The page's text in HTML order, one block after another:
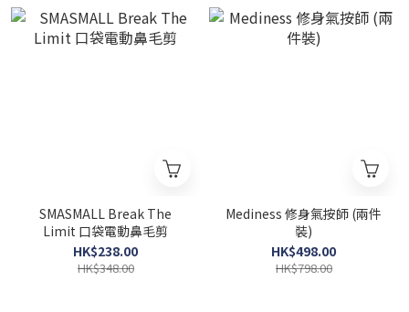
SMASMALL Break The
Limit 口袋電動鼻毛剪
HK$238.00
HK$348.00
Mediness 修身氣按師 (兩件
裝)
HK$498.00
HK$798.00